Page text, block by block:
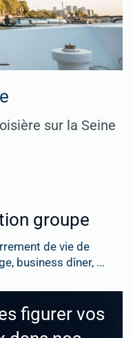
sur la Seine
groupe
de vie de
business dîner, ...
figurer vos